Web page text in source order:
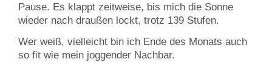
Pause. Es klappt zeitweise, bis mich die Sonne
wieder nach draußen lockt, trotz 139 Stufen.
Wer weiß, vielleicht bin ich Ende des Monats auch
so fit wie mein joggender Nachbar.